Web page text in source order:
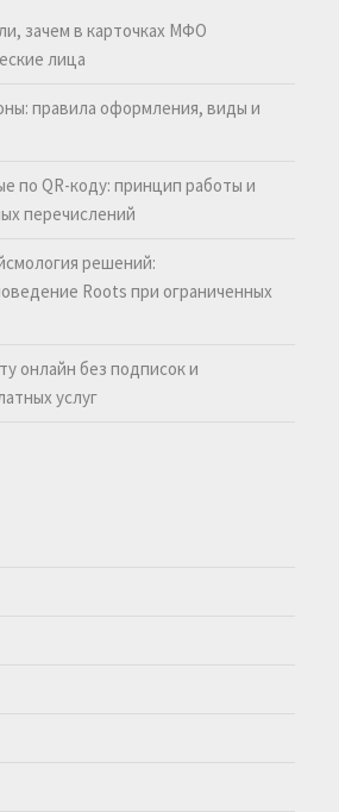
зачем в карточках МФО
лица
правила оформления, виды и
по QR-коду: принцип работы и
перечислений
решений:
Roots при ограниченных
онлайн без подписок и
услуг